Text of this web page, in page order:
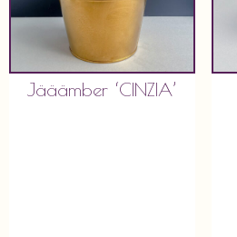
Jääämber ‘CINZIA’